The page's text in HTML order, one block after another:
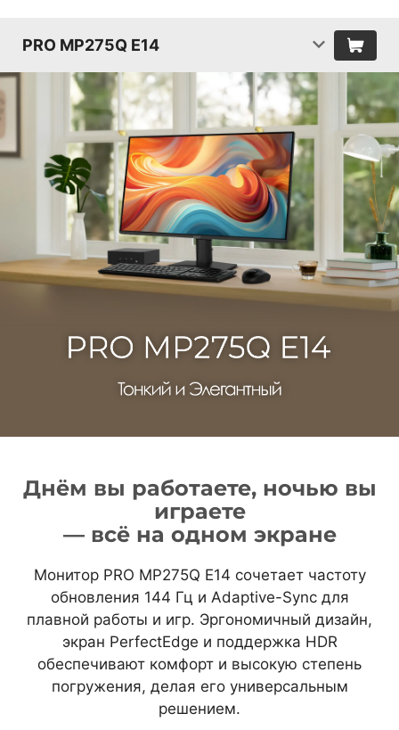
PRO MP275Q E14
Днём вы работаете, ночью вы
играете
— всё на одном экране
Монитор PRO MP275Q E14 сочетает частоту
обновления 144 Гц и Adaptive-Sync для
плавной работы и игр. Эргономичный дизайн,
экран PerfectEdge и поддержка HDR
обеспечивают комфорт и высокую степень
погружения, делая его универсальным
решением.